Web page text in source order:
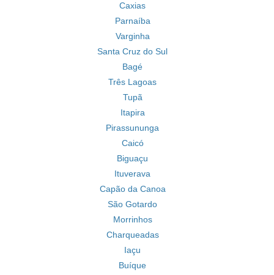
Caxias
Parnaíba
Varginha
Santa Cruz do Sul
Bagé
Três Lagoas
Tupã
Itapira
Pirassununga
Caicó
Biguaçu
Ituverava
Capão da Canoa
São Gotardo
Morrinhos
Charqueadas
Iaçu
Buíque